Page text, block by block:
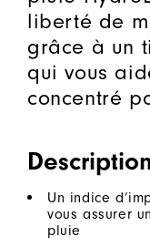
liberté de
grâce à un
qui vous
concentré
Un indice
vous assurer
pluie